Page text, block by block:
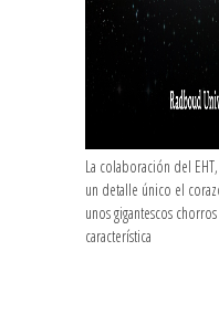
La colaboración del
un detalle único el
unos gigantescos
característica